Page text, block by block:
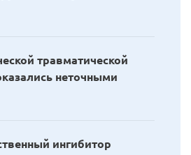
травматической
неточными
ингибитор